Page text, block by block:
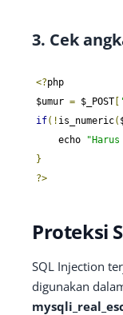
3. Cek
<?php
$umur = $_POST
if(! is_numeric(
    echo
}
?>
Proteksi
SQL Injection
digunakan